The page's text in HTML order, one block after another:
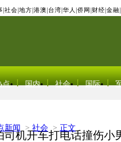
社会 地方 港澳 台湾 华人 侨网 财经 金融
点 国内 社会 国际
新闻 > 社会 > 正文
司机开车打电话撞伤小